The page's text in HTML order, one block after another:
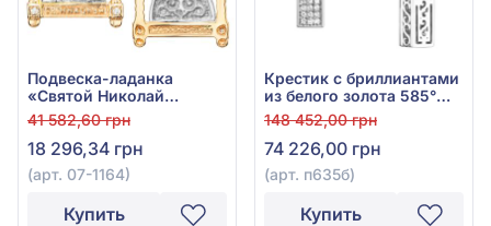
Подвеска-ладанка
«Святой Николай
Чудотворец» из красно-
белого золота 585° с
фианитом, арт. 07-1164
41 582,60 грн
18 296,34 грн
(арт. 07-1164)
Купить
Крестик с бриллиантами
из белого золота 585°
(Бриллиант 0,395ct), арт.
п635б
148 452,00 грн
74 226,00 грн
(арт. п635б)
Купить